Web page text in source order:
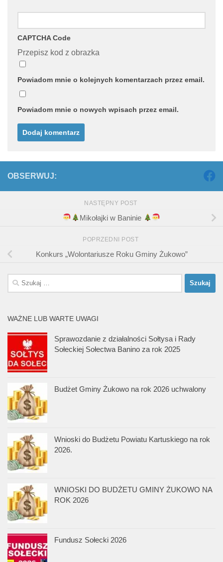
CAPTCHA Code
Przepisz kod z obrazka
Powiadom mnie o kolejnych komentarzach przez email.
Powiadom mnie o nowych wpisach przez email.
OBSERWUJ:
NASTĘPNY POST
Mikołajki w Baninie
POPRZEDNI POST
Konkurs „Wolontariusze Roku Gminy Żukowo”
Szukaj:
WAŻNE LUB WARTE UWAGI
Sprawozdanie z działalności Sołtysa i Rady
Sołeckiej Sołectwa Banino za rok 2025
Budżet Gminy Żukowo na rok 2026 uchwalony
Wnioski do Budżetu Powiatu Kartuskiego na rok
2026.
WNIOSKI DO BUDŻETU GMINY ŻUKOWO NA
ROK 2026
Fundusz Sołecki 2026